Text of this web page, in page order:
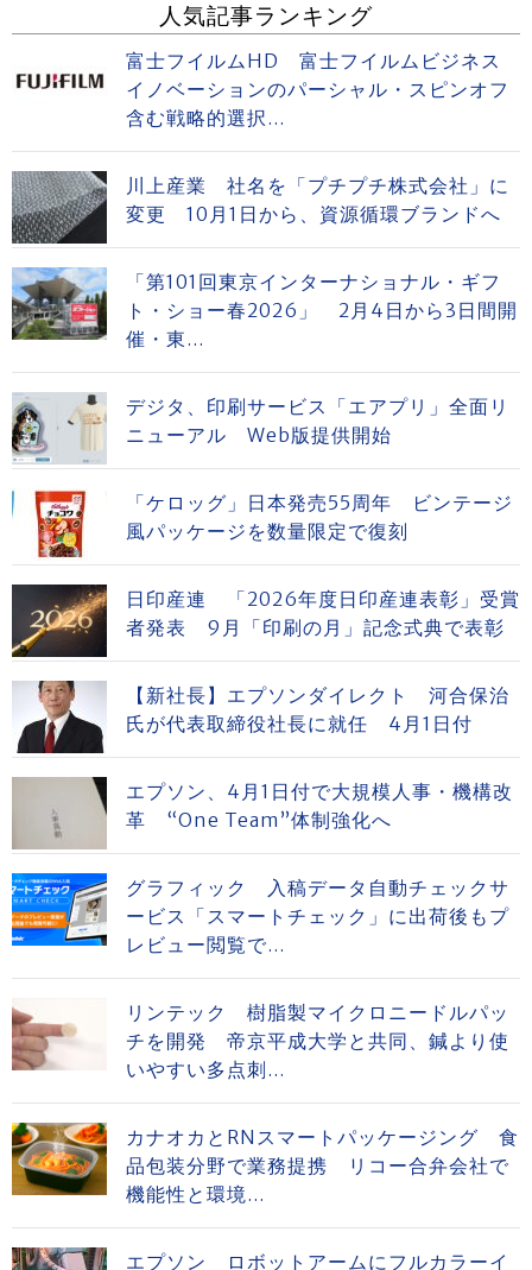
人気記事ランキング
富士フイルムHD 富士フイルムビジネス
イノベーションのパーシャル・スピンオフ
含む戦略的選択...
川上産業 社名を「プチプチ株式会社」に
変更 10月1日から、資源循環ブランドへ
「第101回東京インターナショナル・ギフ
ト・ショー春2026」 2月4日から3日間開
催・東...
デジタ、印刷サービス「エアプリ」全面リ
ニューアル Web版提供開始
「ケロッグ」日本発売55周年 ビンテージ
風パッケージを数量限定で復刻
日印産連 「2026年度日印産連表彰」受賞
者発表 9月「印刷の月」記念式典で表彰
【新社長】エプソンダイレクト 河合保治
氏が代表取締役社長に就任 4月1日付
エプソン、4月1日付で大規模人事・機構改
革 “One Team”体制強化へ
グラフィック 入稿データ自動チェックサ
ービス「スマートチェック」に出荷後もプ
レビュー閲覧で...
リンテック 樹脂製マイクロニードルパッ
チを開発 帝京平成大学と共同、鍼より使
いやすい多点刺...
カナオカとRNスマートパッケージング 食
品包装分野で業務提携 リコー合弁会社で
機能性と環境...
エプソン ロボットアームにフルカラーイ